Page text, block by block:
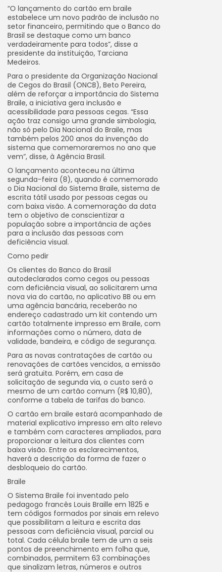
“O lançamento do cartão em braile
estabelece um novo padrão de inclusão no
setor financeiro, permitindo que o Banco do
Brasil se destaque como um banco
verdadeiramente para todos”, disse a
presidente da instituição, Tarciana
Medeiros.
Para o presidente da Organização Nacional
de Cegos do Brasil (ONCB), Beto Pereira,
além de reforçar a importância do Sistema
Braile, a iniciativa gera inclusão e
acessibilidade para pessoas cegas. “Essa
ação traz consigo uma grande simbologia,
não só pelo Dia Nacional do Braile, mas
também pelos 200 anos da invenção do
sistema que comemoraremos no ano que
vem”, disse, à Agência Brasil.
O lançamento aconteceu na última
segunda-feira (8), quando é comemorado
o Dia Nacional do Sistema Braile, sistema de
escrita tátil usado por pessoas cegas ou
com baixa visão. A comemoração da data
tem o objetivo de conscientizar a
população sobre a importância de ações
para a inclusão das pessoas com
deficiência visual.
Como pedir
Os clientes do Banco do Brasil
autodeclarados como cegos ou pessoas
com deficiência visual, ao solicitarem uma
nova via do cartão, no aplicativo BB ou em
uma agência bancária, receberão no
endereço cadastrado um kit contendo um
cartão totalmente impresso em Braile, com
informações como o número, data de
validade, bandeira, e código de segurança.
Para as novas contratações de cartão ou
renovações de cartões vencidos, a emissão
será gratuita. Porém, em casa de
solicitação de segunda via, o custo será o
mesmo de um cartão comum (R$ 10,80),
conforme a tabela de tarifas do banco.
O cartão em braile estará acompanhado de
material explicativo impresso em alto relevo
e também com caracteres ampliados, para
proporcionar a leitura dos clientes com
baixa visão. Entre os esclarecimentos,
haverá a descrição da forma de fazer o
desbloqueio do cartão.
Braile
O Sistema Braile foi inventado pelo
pedagogo francês Louis Braille em 1825 e
tem códigos formados por sinais em relevo
que possibilitam a leitura e escrita das
pessoas com deficiência visual, parcial ou
total. Cada célula braile tem de um a seis
pontos de preenchimento em folha que,
combinados, permitem 63 combinações
que sinalizam letras, números e outros